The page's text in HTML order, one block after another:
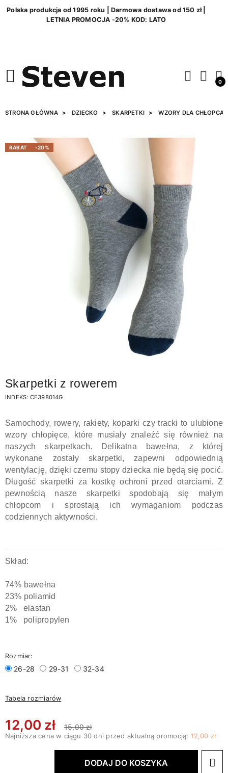
Polska produkcja od 1995 roku | Darmowa dostawa od 150 zł |
LETNIA PROMOCJA -20% KOD: LATO
0
STRONA GŁÓWNA DZIECKO SKARPETKI WZORY DLA CHŁOPCA
RABAT -20%
Skarpetki z rowerem
INDEKS: CE398014G
Samochody, rowery, rakiety, koparki czy tracki to ulubione
wzory chłopięce, które musiały znaleźć się również na
naszych skarpetkach. Delikatna bawełna, z której
wykonane zostały skarpetki, zapewni odpowiednią
wentylację, dzięki czemu stopy dziecka nie będą się pocić.
Długość skarpetki za kostkę ochroni przed otarciami. Z
pewnością nasze skarpetki spodobają się małym
chłopcom i sprostają ich wymaganiom podczas
codziennych aktywności.
Skład:
74% bawełna
23% poliamid
2% elastan
1% polipropylen
Rozmiar:
26-28 29-31 32-34
Tabela rozmiarów
12,00 zł 15,00 zł
Najniższa cena w ciągu 30 dni przed aktualną promocją: 12,00 zł
DODAJ DO KOSZYKA